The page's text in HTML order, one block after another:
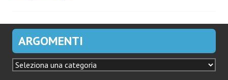
ARGOMENTI
ARGOMENTI